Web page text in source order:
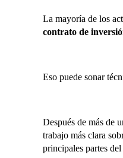
La mayoría de los
contrato de
Eso puede sonar
Después de más de
trabajo más clara
principales partes del